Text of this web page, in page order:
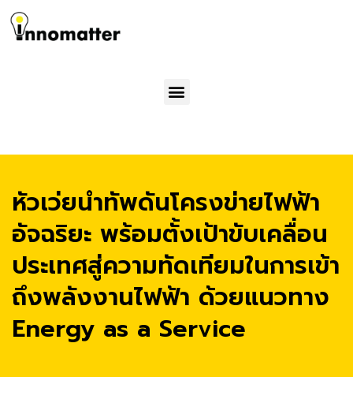
Menu
หัวเว่ยนำทัพดันโครงข่ายไฟฟ้า
อัจฉริยะ พร้อมตั้งเป้าขับเคลื่อน
ประเทศสู่ความทัดเทียมในการเข้า
ถึงพลังงานไฟฟ้า ด้วยแนวทาง
Energy as a Service